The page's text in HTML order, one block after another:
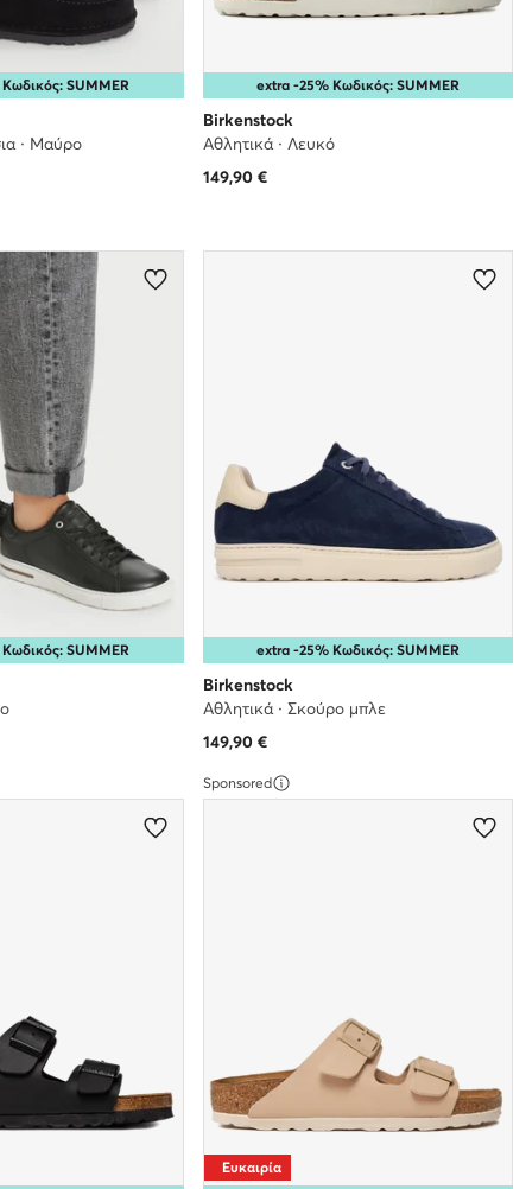
SUMMER
· Μαύρο
extra -25% Κωδικός: SUMMER
Birkenstock
Αθλητικά · Λευκό
149,90€
SUMMER extra -25% Κωδικός: SUMMER
Birkenstock
Αθλητικά · Σκούρο μπλε
149,90€
Sponsored
Ευκαιρία